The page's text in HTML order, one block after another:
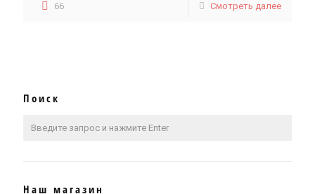
66 Смотреть далее
Поиск
Наш магазин